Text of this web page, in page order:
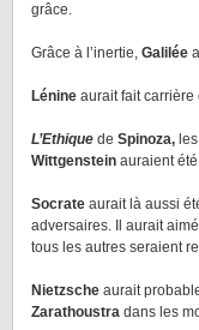
grâce.
Grâce à l’inertie, Galilée
Lénine aurait fait carrière
L’Ethique de Spinoza, les
Wittgenstein auraient
Socrate aurait là aussi
adversaires. Il aurait
tous les autres seraient
Nietzsche aurait
Zarathoustra dans les